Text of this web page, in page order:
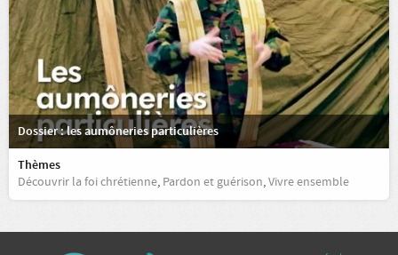
Dossier : les aumôneries particulières
Thèmes
Découvrir la foi chrétienne, Pardon et guérison,Vivre ensemble